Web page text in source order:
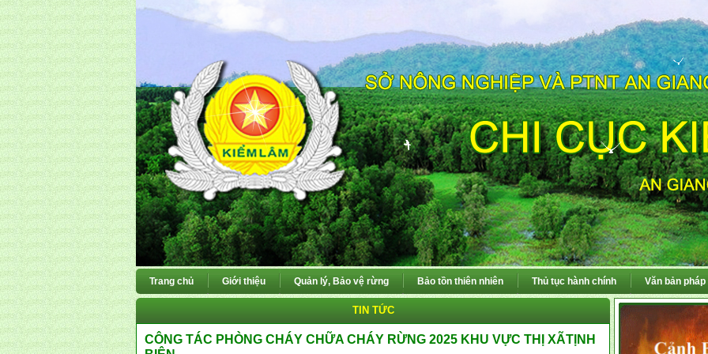
Trang chủ Giới thiệu Quản lý, Bảo vệ rừng Bảo tồn thiên nhiên Thủ tục hành chính Văn bản pháp
TIN TỨC
CÔNG TÁC PHÒNG CHÁY CHỮA CHÁY RỪNG 2025 KHU VỰC THỊ XÃTỊNH